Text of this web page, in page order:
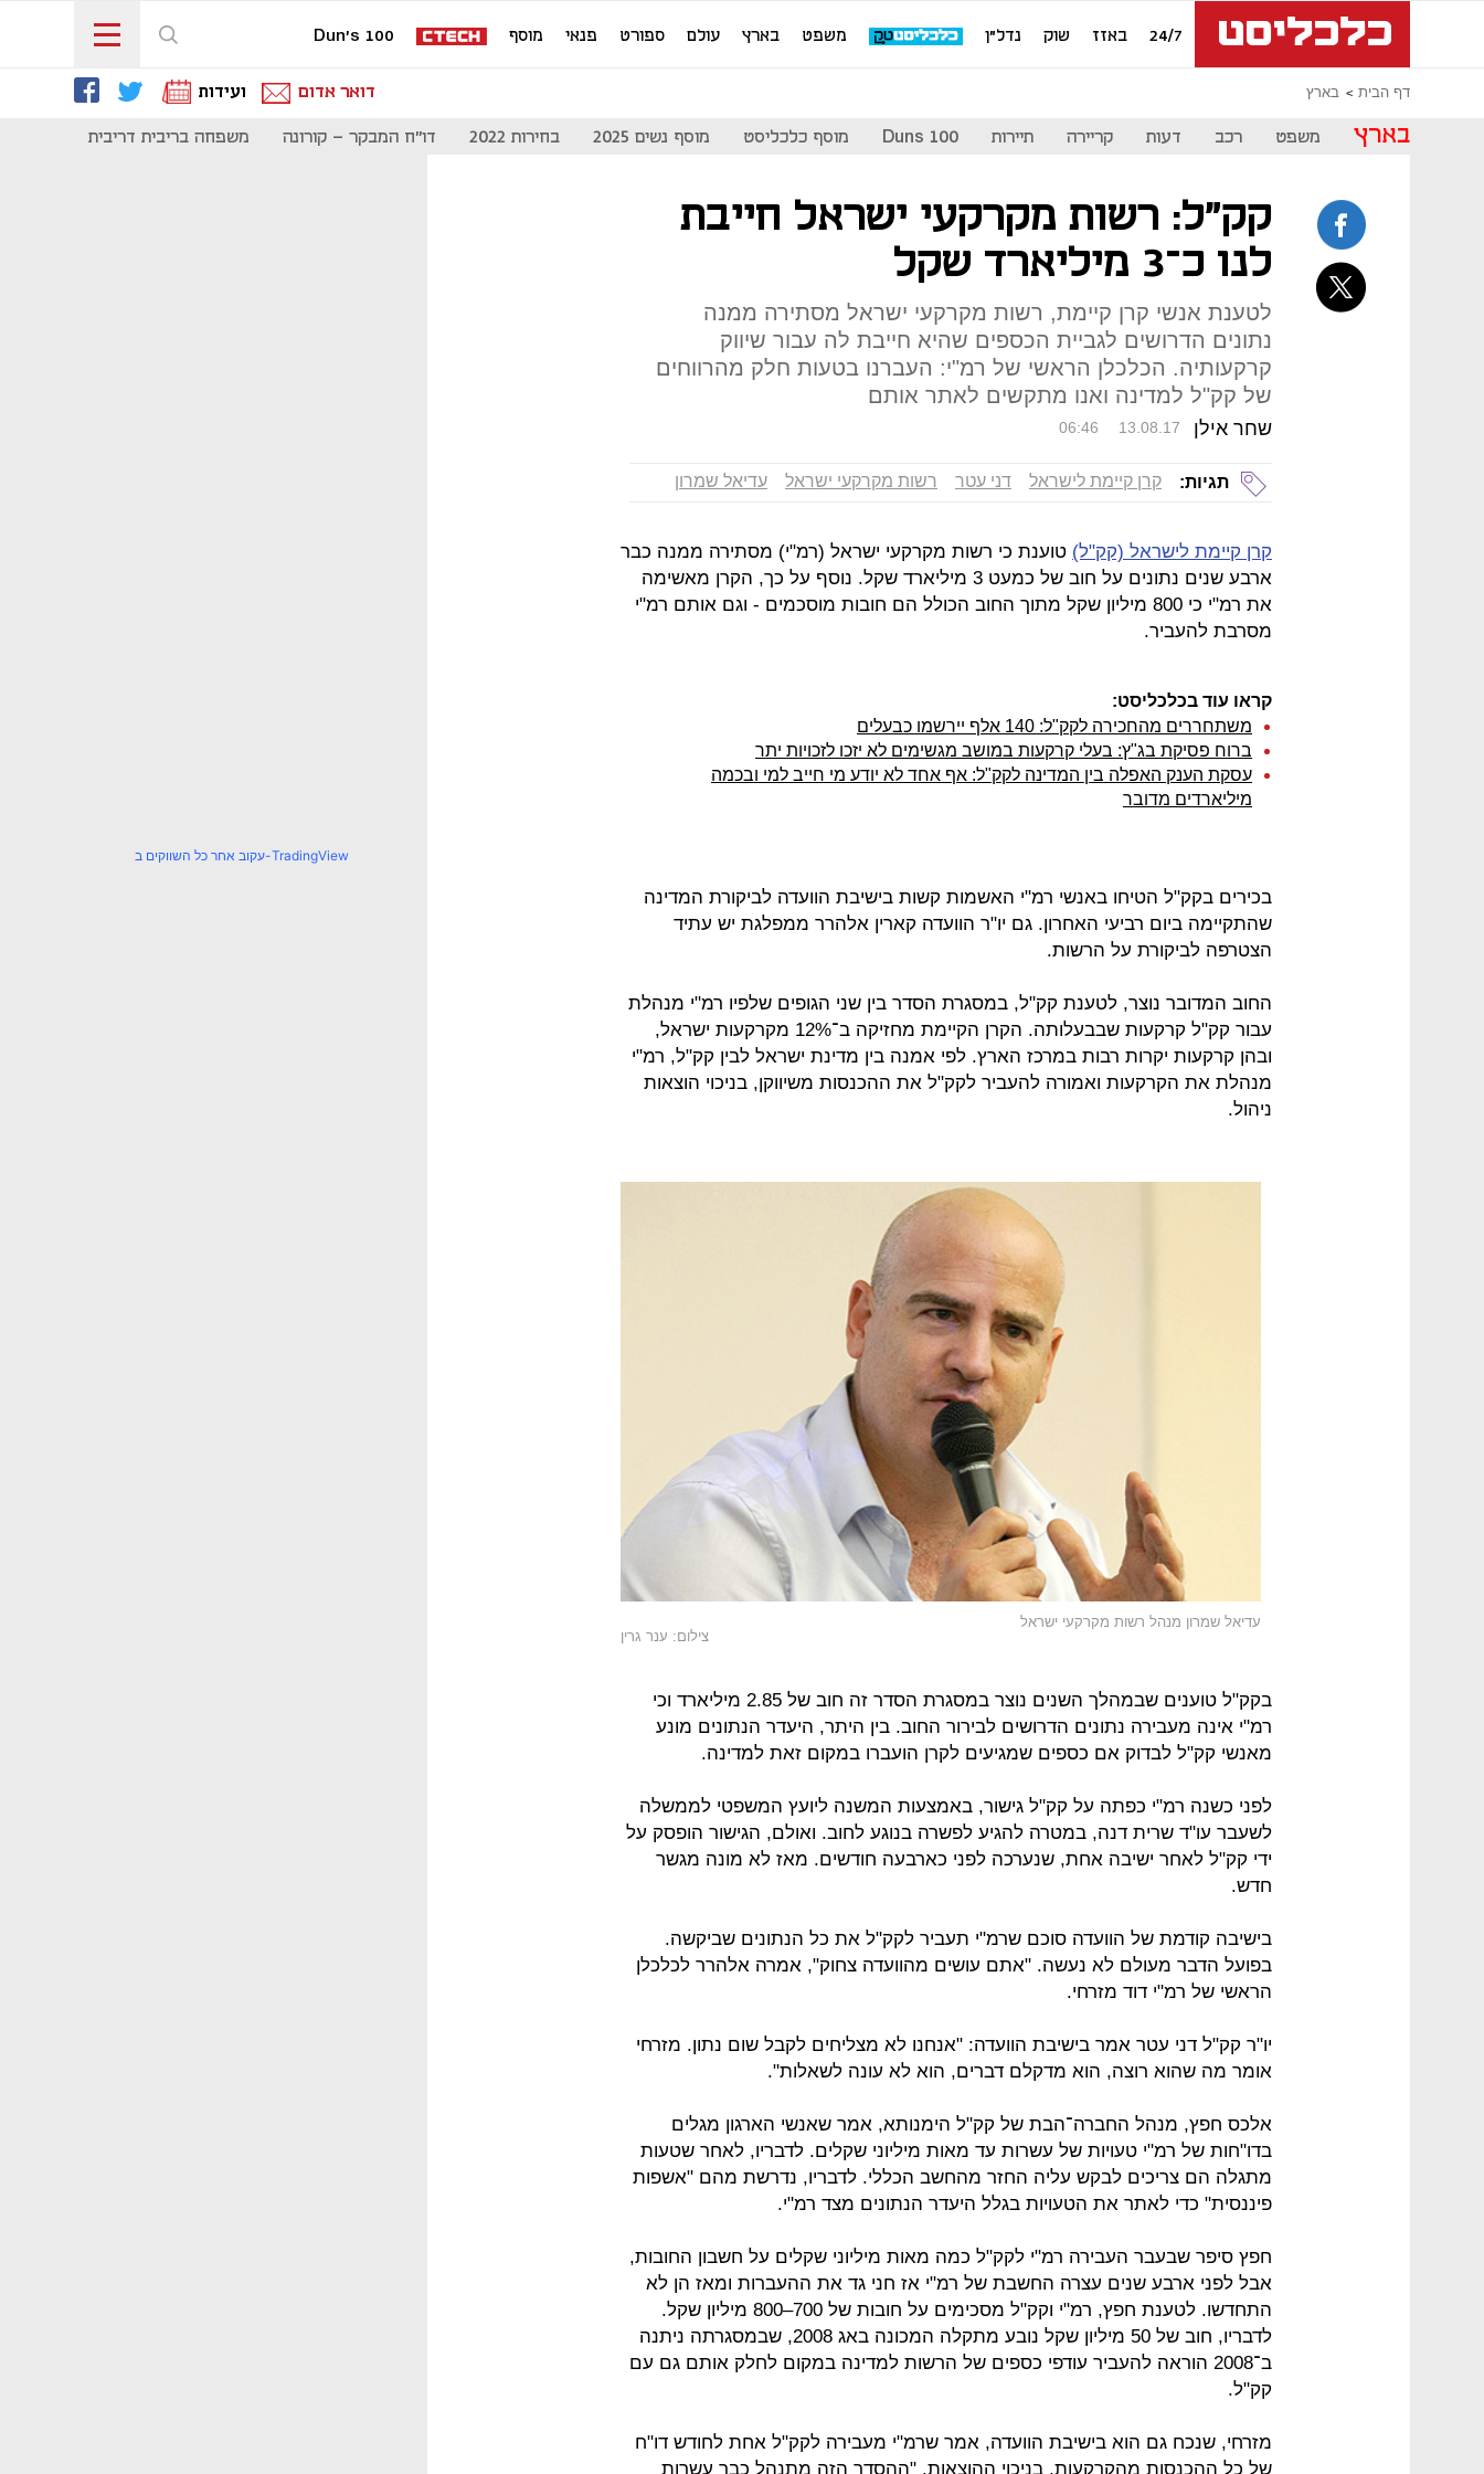
24/7 באזז שוק נדל"ן משפט בארץ עולם ספורט פנאי מוסף Dun's 100
דף הבית בארץ דואר אדום ועידות
בארץ משפט רכב דעות קריירה תיירות Duns 100 מוסף כלכליסט מוסף נשים 2025 בחירות 2022 דו"ח המבקר - קורונה משפחה בריבית דריבית
קק"ל: רשות מקרקעי ישראל חייבת
לנו כ־3 מיליארד שקל
לטענת אנשי קרן קיימת, רשות מקרקעי ישראל מסתירה ממנה
נתונים הדרושים לגביית הכספים שהיא חייבת לה עבור שיווק
קרקעותיה. הכלכלן הראשי של רמ"י: העברנו בטעות חלק מהרווחים
של קק"ל למדינה ואנו מתקשים לאתר אותם
שחר אילן 06:46 13.08.17
תגיות: קרן קיימת לישראל דני עטר רשות מקרקעי ישראל עדיאל שמרון
קרן קיימת לישראל (קק"ל) טוענת כי רשות מקרקעי ישראל (רמ"י) מסתירה ממנה כבר
ארבע שנים נתונים על חוב של כמעט 3 מיליארד שקל. נוסף על כך, הקרן מאשימה
את רמ"י כי 800 מיליון שקל מתוך החוב הכולל הם חובות מוסכמים - וגם אותם רמ"י
מסרבת להעביר.
קראו עוד בכלכליסט:
משתחררים מהחכירה לקק"ל: 140 אלף יירשמו כבעלים
ברוח פסיקת בג"ץ: בעלי קרקעות במושב מגשימים לא יזכו לזכויות יתר
עסקת הענק האפלה בין המדינה לקק"ל: אף אחד לא יודע מי חייב למי ובכמה
מיליארדים מדובר
בכירים בקק"ל הטיחו באנשי רמ"י האשמות קשות בישיבת הוועדה לביקורת המדינה
שהתקיימה ביום רביעי האחרון. גם יו"ר הוועדה קארין אלהרר ממפלגת יש עתיד
הצטרפה לביקורת על הרשות.
החוב המדובר נוצר, לטענת קק"ל, במסגרת הסדר בין שני הגופים שלפיו רמ"י מנהלת
עבור קק"ל קרקעות שבבעלותה. הקרן הקיימת מחזיקה ב־12% מקרקעות ישראל,
ובהן קרקעות יקרות רבות במרכז הארץ. לפי אמנה בין מדינת ישראל לבין קק"ל, רמ"י
מנהלת את הקרקעות ואמורה להעביר לקק"ל את ההכנסות משיווקן, בניכוי הוצאות
ניהול.
עדיאל שמרון מנהל רשות מקרקעי ישראל
צילום: ענר גרין
בקק"ל טוענים שבמהלך השנים נוצר במסגרת הסדר זה חוב של 2.85 מיליארד וכי
רמ"י אינה מעבירה נתונים הדרושים לבירור החוב. בין היתר, היעדר הנתונים מונע
מאנשי קק"ל לבדוק אם כספים שמגיעים לקרן הועברו במקום זאת למדינה.
לפני כשנה רמ"י כפתה על קק"ל גישור, באמצעות המשנה ליועץ המשפטי לממשלה
לשעבר עו"ד שרית דנה, במטרה להגיע לפשרה בנוגע לחוב. ואולם, הגישור הופסק על
ידי קק"ל לאחר ישיבה אחת, שנערכה לפני כארבעה חודשים. מאז לא מונה מגשר
חדש.
בישיבה קודמת של הוועדה סוכם שרמ"י תעביר לקק"ל את כל הנתונים שביקשה.
בפועל הדבר מעולם לא נעשה. "אתם עושים מהוועדה צחוק", אמרה אלהרר לכלכלן
הראשי של רמ"י דוד מזרחי.
יו"ר קק"ל דני עטר אמר בישיבת הוועדה: "אנחנו לא מצליחים לקבל שום נתון. מזרחי
אומר מה שהוא רוצה, הוא מדקלם דברים, הוא לא עונה לשאלות".
אלכס חפץ, מנהל החברה־הבת של קק"ל הימנותא, אמר שאנשי הארגון מגלים
בדו"חות של רמ"י טעויות של עשרות עד מאות מיליוני שקלים. לדבריו, לאחר שטעות
מתגלה הם צריכים לבקש עליה החזר מהחשב הכללי. לדבריו, נדרשת מהם "אשפות
פיננסית" כדי לאתר את הטעויות בגלל היעדר הנתונים מצד רמ"י.
חפץ סיפר שבעבר העבירה רמ"י לקק"ל כמה מאות מיליוני שקלים על חשבון החובות,
אבל לפני ארבע שנים עצרה החשבת של רמ"י אז חני גד את ההעברות ומאז הן לא
התחדשו. לטענת חפץ, רמ"י וקק"ל מסכימים על חובות של 700–800 מיליון שקל.
לדבריו, חוב של 50 מיליון שקל נובע מתקלה המכונה באג 2008, שבמסגרתה ניתנה
ב־2008 הוראה להעביר עודפי כספים של הרשות למדינה במקום לחלק אותם גם עם
קק"ל.
מזרחי, שנכח גם הוא בישיבת הוועדה, אמר שרמ"י מעבירה לקק"ל אחת לחודש דו"ח
של כל ההכנסות מהקרקעות, בניכוי ההוצאות. "ההסדר הזה מתנהל כבר עשרות
עקוב אחר כל השווקים ב-TradingView